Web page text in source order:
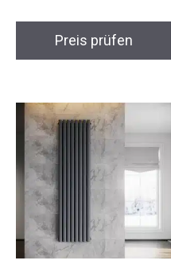
Preis prüfen